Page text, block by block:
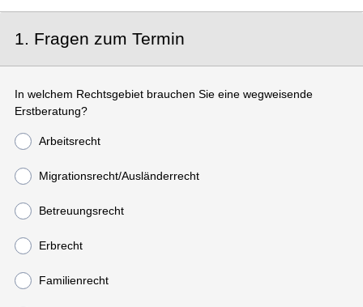
1. Fragen zum Termin
In welchem Rechtsgebiet brauchen Sie eine wegweisende
Erstberatung?
Arbeitsrecht
Migrationsrecht/Ausländerrecht
Betreuungsrecht
Erbrecht
Familienrecht